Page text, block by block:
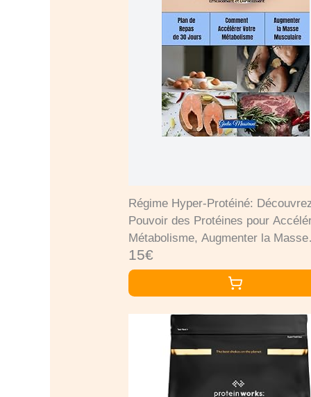
Régime Hyper-Protéiné:
Pouvoir des Protéines pour
Métabolisme, Augmenter la Masse
Musculaire et Perdre du Poids
Efficacement et Durablement
15€